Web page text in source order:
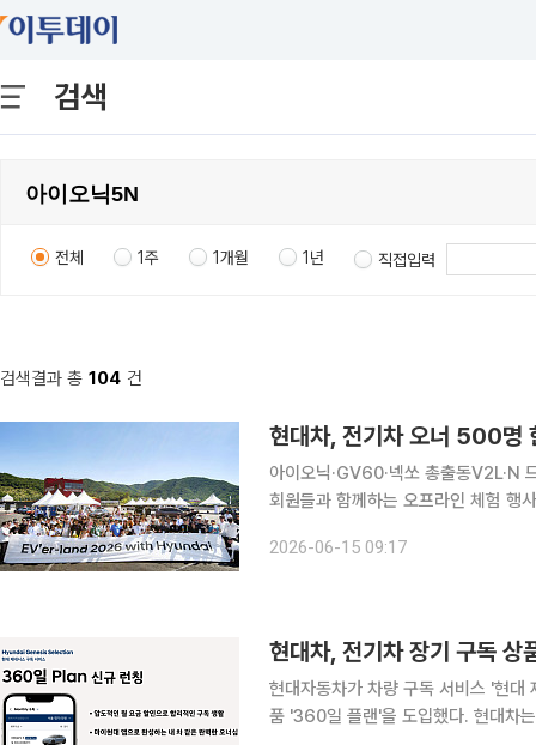
검색
전체 1주 1개월 1년 직접입력
검색결과 총 104 건
현대차, 전기차 오너 500
아이오닉·GV60·넥쏘 총출동V2L·N 드라이빙 체험 운영 현대자
회원들과 함께하는 오프라인 체험
다. 행사에는 추첨을 통해 선정된 전기
2026-06-15 09:17
현대자동차가 차량 구독 서비스 '현대
품 '360일 플랜'을 도입했다. 현대차는 15일 최대 360일 동안 전기차를 이용할 수 있는 장기 구독